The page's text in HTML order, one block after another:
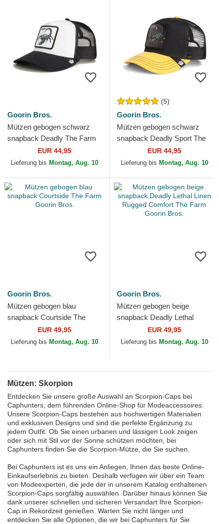
Goorin Bros.
Mützen gebogen schwarz
snapback Deadly The Farm
Goorin Bros.EUR 44,95
Lieferung bis Montag, Aug. 10
(5)
Goorin Bros.
Mützen gebogen schwarz
snapback Deadly Sport The
Farm Goorin Bros.
EUR 44,95
Lieferung bis Montag, Aug. 10
Goorin Bros.
Mützen gebogen blau
snapback Courtside The
Farm Goorin Bros.
EUR 49,95
Lieferung bis Montag, Aug. 10
Goorin Bros.
Mützen gebogen beige
snapback Deadly Lethal
Linen Rugged Comfort The
Farm Goorin Bros.
EUR 49,95
Lieferung bis Montag, Aug. 10
Mützen: Skorpion
Entdecken Sie unsere große Auswahl an Scorpion-Caps bei
Caphunters, dem führenden Online-Shop für Modeaccessoires.
Unsere Scorpion-Caps bestehen aus hochwertigen Materialien
und exklusiven Designs und sind die perfekte Ergänzung zu
jedem Outfit. Ob Sie einen urbanen und lässigen Look zeigen
oder sich mit Stil vor der Sonne schützen möchten, bei
Caphunters finden Sie die Scorpion-Mütze, die Sie suchen.
Bei Caphunters ist es uns ein Anliegen, Ihnen das beste Online-
Einkaufserlebnis zu bieten. Deshalb verfügen wir über ein Team
von Modeexperten, die jede der in unserem Katalog enthaltenen
Scorpion-Caps sorgfältig auswählen. Darüber hinaus können Sie
dank unserer schnellen und sicheren Versandart Ihre Scorpion-
Cap in Rekordzeit genießen. Warten Sie nicht länger und
entdecken Sie alle Optionen, die wir bei Caphunters für Sie